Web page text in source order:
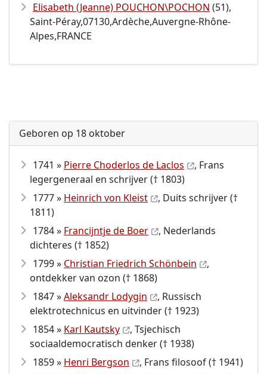
Elisabeth (Jeanne) POUCHON\POCHON (51),
Saint-Péray,07130,Ardèche,Auvergne-Rhône-
Alpes,FRANCE
Geboren op 18 oktober
1741 » Pierre Choderlos de Laclos
, Frans
legergeneraal en schrijver († 1803)
1777 » Heinrich von Kleist
, Duits schrijver (†
1811)
1784 » Francijntje de Boer
, Nederlands
dichteres († 1852)
1799 » Christian Friedrich Schönbein
,
ontdekker van ozon († 1868)
1847 »Aleksandr Lodygin
, Russisch
elektrotechnicus en uitvinder († 1923)
1854 » Karl Kautsky
, Tsjechisch
sociaaldemocratisch denker († 1938)
1859 » Henri Bergson
, Frans filosoof († 1941)